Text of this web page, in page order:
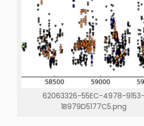
62063326-55EC-4978-
1B979D5177C5.png